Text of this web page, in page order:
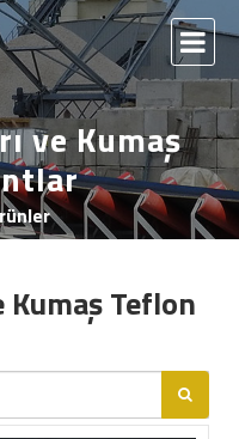
ve Kumaş
Kumaş Teflon